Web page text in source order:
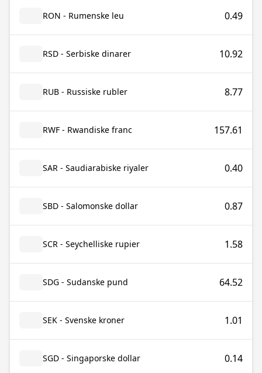
RON - Rumenske leu 0.49
RSD - Serbiske dinarer 10.92
RUB - Russiske rubler 8.77
RWF - Rwandiske franc 157.61
SAR - Saudiarabiske riyaler 0.40
SBD - Salomonske dollar 0.87
SCR - Seychelliske rupier 1.58
SDG - Sudanske pund 64.52
SEK - Svenske kroner 1.01
SGD - Singaporske dollar 0.14